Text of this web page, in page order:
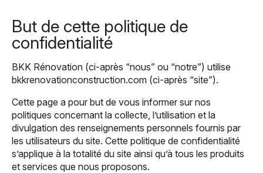
But de cette politique de
confidentialité
BKK Rénovation (ci-après “nous” ou “notre”) utilise
bkkrenovationconstruction.com (ci-après “site”).
Cette page a pour but de vous informer sur nos
politiques concernant la collecte, l’utilisation et la
divulgation des renseignements personnels fournis par
les utilisateurs du site. Cette politique de confidentialité
s’applique à la totalité du site ainsi qu’à tous les produits
et services que nous proposons.